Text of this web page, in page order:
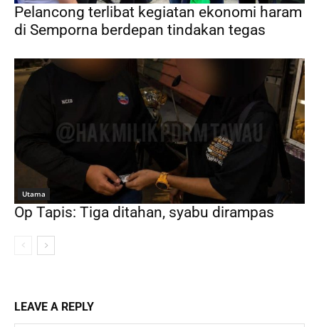
Pelancong terlibat kegiatan ekonomi haram
di Semporna berdepan tindakan tegas
Utama
Op Tapis: Tiga ditahan, syabu dirampas
LEAVE A REPLY